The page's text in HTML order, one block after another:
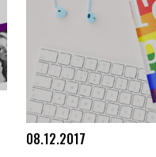
08.12.2017